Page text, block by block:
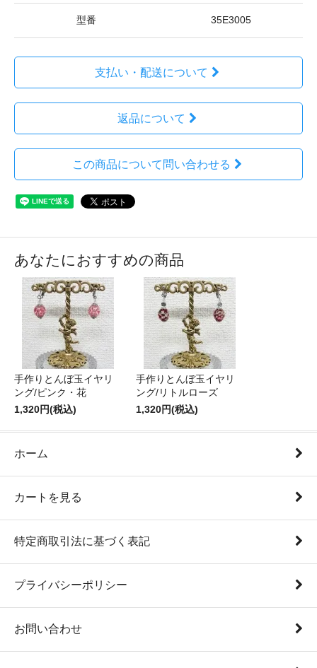
型番 35E3005
支払い・配送について
返品について
この商品について問い合わせる
あなたにおすすめの商品
手作りとんぼ玉イヤリ
ング/ピンク・花
1,320円(税込)
手作りとんぼ玉イヤリ
ング/リトルローズ
1,320円(税込)
ホーム
カートを見る
特定商取引法に基づく表記
プライバシーポリシー
お問い合わせ